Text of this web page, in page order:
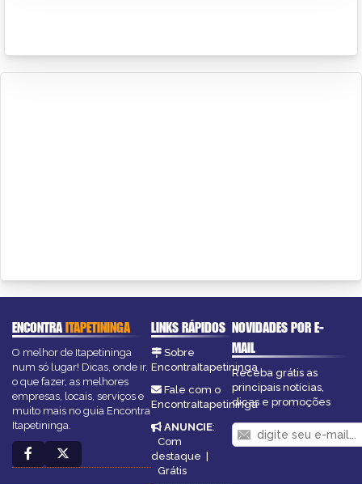
ENCONTRAITAPETININGA
O melhor de Itapetininga
num só lugar! Dicas, onde ir,
o que fazer, as melhores
empresas, locais, serviços e
muito mais no guia Encontra
Itapetininga.
LINKS RÁPIDOS
Sobre
EncontraItapetininga
Fale com o
EncontraItapetininga
ANUNCIE:
Com
destaque |
Grátis
NOVIDADES POR E-
MAIL
Receba grátis as
principais notícias,
dicas e promoções